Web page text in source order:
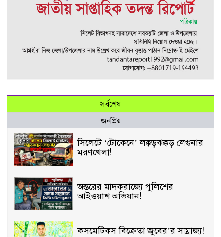
সর্বশেষ
জনপ্রিয়
সিলেটে ‘টোকেনে’ লক্কড়ঝক্কড় লেগুনার
মরণখেলা!
অন্তরের মাদকরাজ্যে পুলিশের
আইওয়াশ অভিযান!
কসমেটিকস বিক্রেতা জুবের’র সাম্রাজ্য!